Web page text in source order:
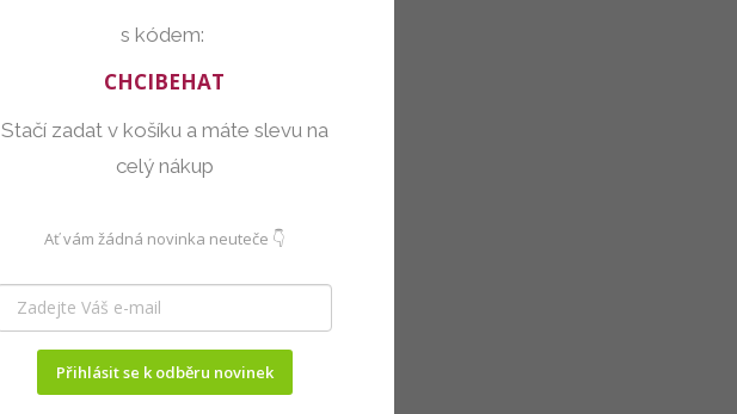
s kódem:
CHCIBEHAT
Stačí zadat v košíku a máte slevu na
celý nákup
Ať vám žádná novinka neuteče 👇
Přihlásit se k odběru novinek